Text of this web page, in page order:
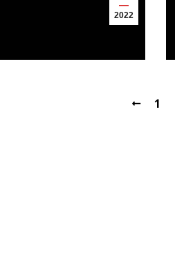
2022
1